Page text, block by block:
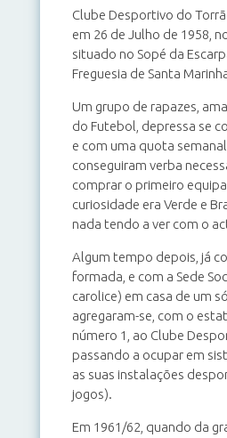
Clube Desportivo do
em 26 de Julho de 1958,
situado no Sopé da
Freguesia de Santa
Um grupo de rapazes,
do Futebol, depressa se
e com uma quota semanal
conseguiram verba
comprar o primeiro
curiosidade era Verde e
nada tendo a ver com o
Algum tempo depois, já
formada, e com a Sede
carolice) em casa de um
agregaram-se, com o
número 1, ao Clube
passando a ocupar em
as suas instalações
jogos).
Em 1961/62, quando da